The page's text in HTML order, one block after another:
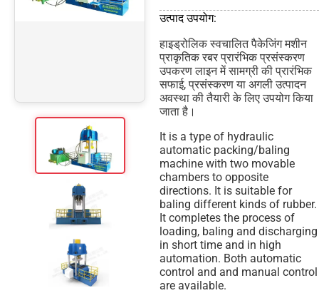
उत्पाद उपयोग:
हाइड्रोलिक स्वचालित पैकेजिंग मशीन
प्राकृतिक रबर प्रारंभिक प्रसंस्करण
उपकरण लाइन में सामग्री की प्रारंभिक
सफाई, प्रसंस्करण या अगली उत्पादन
अवस्था की तैयारी के लिए उपयोग किया
जाता है।
It is a type of hydraulic
automatic packing/baling
machine with two movable
chambers to opposite
directions. It is suitable for
baling different kinds of rubber.
It completes the process of
loading, baling and discharging
in short time and in high
automation. Both automatic
control and and manual control
are available.